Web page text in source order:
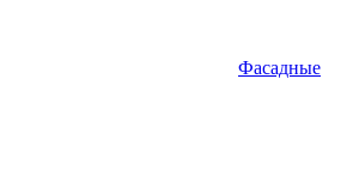
Фасадные